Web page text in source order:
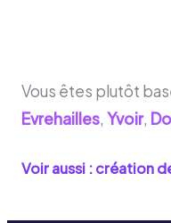
Vous êtes plutôt
Evrehailles, Yvoir,
Voir aussi : création